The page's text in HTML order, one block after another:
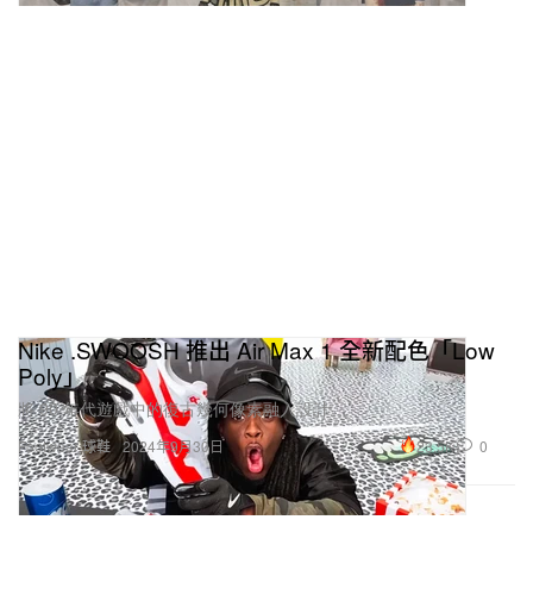
Footwear 球鞋
Nike .SWOOSH 推出 Air Max 1 全新配色「Low
Poly」
將 90 年代遊戲中的復古幾何像素融入設計。
2024年9月30日 23.5K 0